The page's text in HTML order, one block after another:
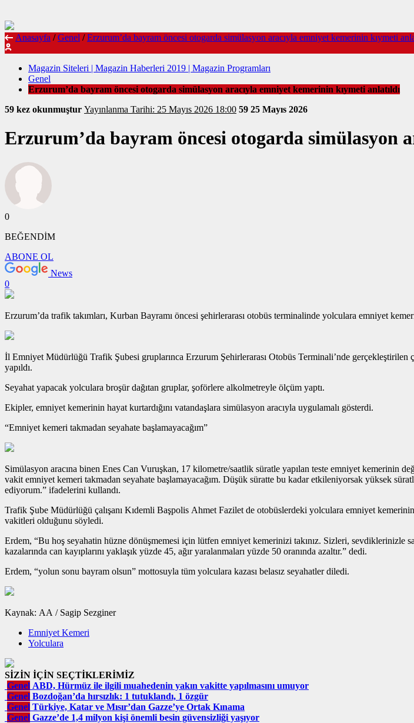
Anasayfa / Genel / Erzurum’da bayram öncesi otogarda simülasyon aracıyla emniyet kemerinin kıymeti
Magazin Siteleri | Magazin Haberleri 2019 | Magazin Programları
Genel
Erzurum’da bayram öncesi otogarda simülasyon aracıyla emniyet kemerinin kıymeti anlatıldı
59 kez okunmuştur
Yayınlanma Tarihi: 25 Mayıs 2026 18:00 59 25 Mayıs 2026
Erzurum’da bayram öncesi otogarda simülasyon
0
BEĞENDİM
ABONE OL
News
0
Erzurum’da trafik takımları, Kurban Bayramı öncesi şehirlerarası otobüs terminalinde yolculara emniyet
İl Emniyet Müdürlüğü Trafik Şubesi gruplarınca Erzurum Şehirlerarası Otobüs Terminali’nde
yapıldı.
Seyahat yapacak yolculara broşür dağıtan gruplar, şoförlere alkolmetreyle ölçüm yaptı.
Ekipler, emniyet kemerinin hayat kurtardığını vatandaşlara simülasyon aracıyla uygulamalı gösterdi.
“Emniyet kemeri takmadan seyahate başlamayacağım”
Simülasyon aracına binen Enes Can Vuruşkan, 17 kilometre/saatlik süratle yapılan teste emniyet kemerinin
vakit emniyet kemeri takmadan seyahate başlamayacağım. Düşük süratte bu kadar etkileniyorsak yüksek
ediyorum.” ifadelerini kullandı.
Trafik Şube Müdürlüğü çalışanı Kıdemli Başpolis Ahmet Fazilet de otobüslerdeki yolculara emniyet
vakitleri olduğunu söyledi.
Erdem, “Bu hoş seyahatin hüzne dönüşmemesi için lütfen emniyet kemerinizi takınız. Sizleri,
kazalarında can kayıplarını yaklaşık yüzde 45, ağır yaralanmaları yüzde 50 oranında azaltır.” dedi.
Erdem, “yolun sonu bayram olsun” mottosuyla tüm yolculara kazası belasız seyahatler diledi.
Kaynak: AA / Sagip Sezginer
Emniyet Kemeri
Yolculara
SİZİN İÇİN SEÇTİKLERİMİZ
Genel ABD, Hürmüz ile ilgili muahedenin yakın vakitte yapılmasını umuyor
Genel Bozdoğan’da hırsızlık: 1 tutuklandı, 1 özgür
Genel Türkiye, Katar ve Mısır’dan Gazze’ye Ortak Kınama
Genel Gazze’de 1,4 milyon kişi önemli besin güvensizliği yaşıyor